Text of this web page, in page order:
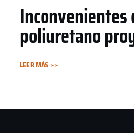
Inconvenientes
poliuretano
LEER MÁS >>